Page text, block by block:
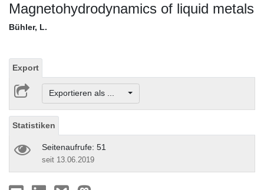
Magnetohydrodynamics of liquid metals
Bühler, L.
Export
Exportieren als ...
Statistiken
Seitenaufrufe: 51
seit 13.06.2019